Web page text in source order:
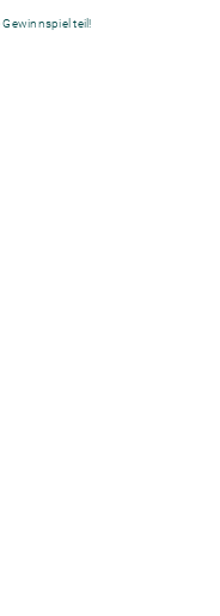
Gewinnspiel teil!